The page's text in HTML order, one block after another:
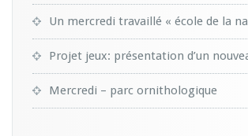
Un mercredi travaillé « école de la
Projet jeux: présentation d’un
Mercredi – parc ornithologique